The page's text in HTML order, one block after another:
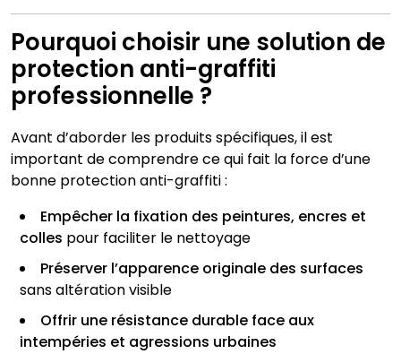
Pourquoi choisir une solution de
protection anti-graffiti
professionnelle ?
Avant d’aborder les produits spécifiques, il est
important de comprendre ce qui fait la force d’une
bonne protection anti-graffiti :
Empêcher la fixation des peintures, encres et
colles pour faciliter le nettoyage
Préserver l’apparence originale des surfaces
sans altération visible
Offrir une résistance durable face aux
intempéries et agressions urbaines